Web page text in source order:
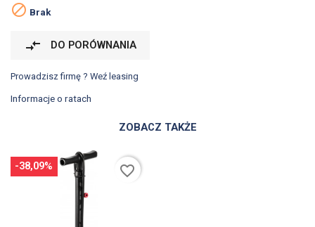
 Brak
compare_arrows DO PORÓWNANIA
Prowadzisz firmę ? Weź leasing
Informacje o ratach
ZOBACZ TAKŻE
-38,09% favorite_border